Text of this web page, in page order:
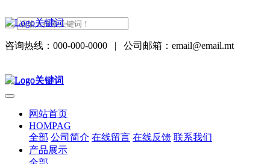
咨询热线：000-000-0000 | 公司邮箱：email@email.mt
网站首页
HOMPAG
全部 公司简介 在线留言 在线反馈 联系我们
产品展示